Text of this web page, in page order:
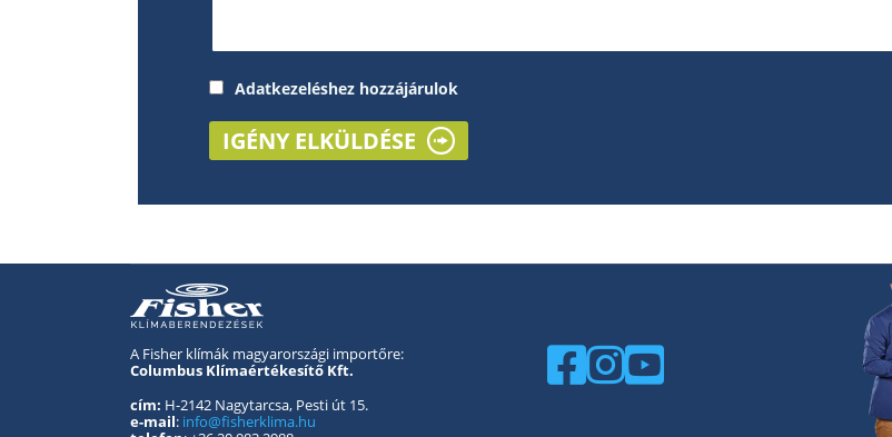
Adatkezeléshez hozzájárulok
IGÉNY ELKÜLDÉSE
A Fisher klímák magyarországi importőre:
Columbus Klímaértékesítő Kft.
cím: H-2142 Nagytarcsa, Pesti út 15.
e-mail: info@fisherklima.hu